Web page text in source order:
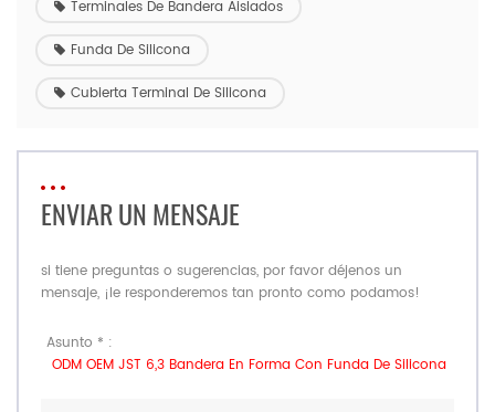
Terminales De Bandera Aislados
Funda De Silicona
Cubierta Terminal De Silicona
ENVIAR UN MENSAJE
si tiene preguntas o sugerencias, por favor déjenos un
mensaje, ¡le responderemos tan pronto como podamos!
Asunto * :
ODM OEM JST 6,3 Bandera En Forma Con Funda De Silicona